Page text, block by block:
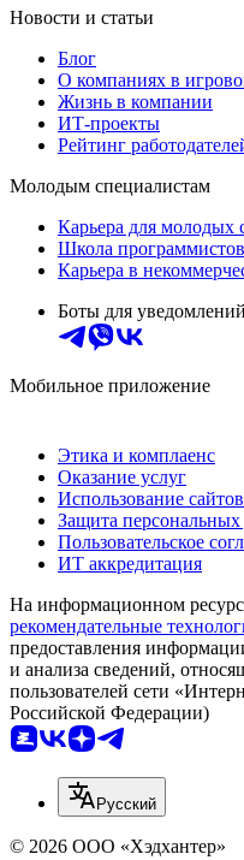
Новости и статьи
Блог
О компаниях в
Жизнь в компании
ИТ-проекты
Рейтинг
Молодым специалистам
Карьера для молодых
Школа программистов
Карьера в
Боты для уведомлений
Мобильное приложение
Этика и комплаенс
Оказание услуг
Использование сайтов
Защита
Пользовательское
ИТ аккредитация
На информационном
рекомендательные
предоставления
и анализа сведений,
пользователей сети
Российской Федерации)
Русский
© 2026 ООО «Хэдхантер»